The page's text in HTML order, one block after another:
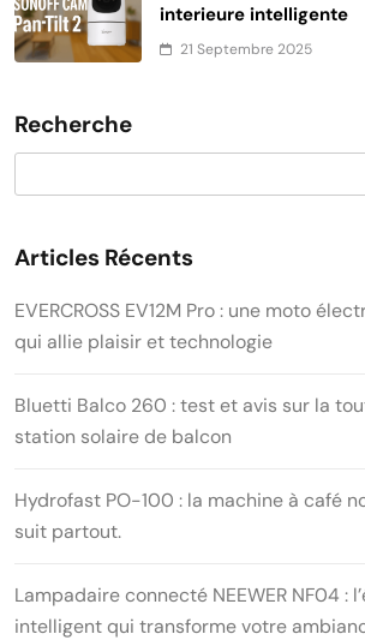
interieure intelligente
21 Septembre 2025
Recherche
Articles Récents
EVERCROSS EV12M Pro : une moto
qui allie plaisir et technologie
Bluetti Balco 260 : test et avis sur la
station solaire de balcon
Hydrofast PO-100 : la machine à café
suit partout.
Lampadaire connecté NEEWER NF04 :
intelligent qui transforme votre